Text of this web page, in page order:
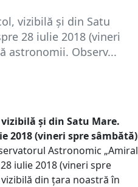
vizibilă și din Satu
28 iulie 2018 (vineri
astronomii. Observ...
și din Satu Mare.
2018 (vineri spre sâmbătă)
Astronomic „Amiral
iulie 2018 (vineri spre
din țara noastră în